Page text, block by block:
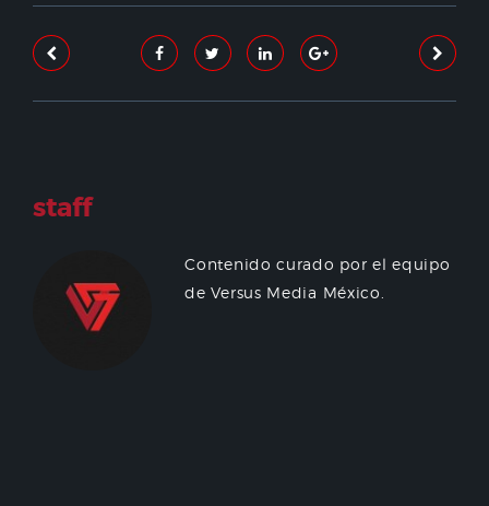
staff
Contenido curado por el equipo
de Versus Media México.